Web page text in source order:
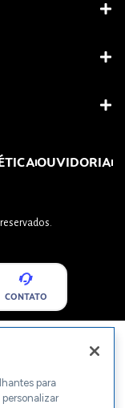
OUVIDORIA
CONTATO
para
personalizar